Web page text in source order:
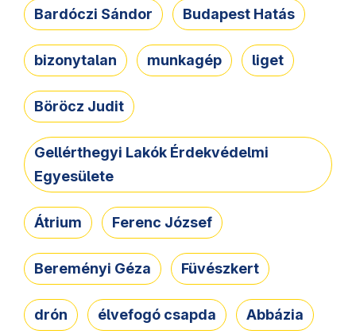
Bardóczi Sándor Budapest Hatás
bizonytalan munkagép liget
Böröcz Judit
Gellérthegyi Lakók Érdekvédelmi
Egyesülete
Átrium Ferenc József
Bereményi Géza Füvészkert
drón élvefogó csapda Abbázia